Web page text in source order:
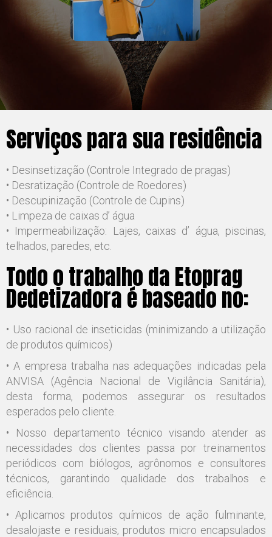
Serviços para sua residência
• Desinsetização (Controle Integrado de pragas)
• Desratização (Controle de Roedores)
• Descupinização (Controle de Cupins)
• Limpeza de caixas d’ água
• Impermeabilização: Lajes, caixas d’ água, piscinas,
telhados, paredes, etc.
Todo o trabalho da Etoprag
Dedetizadora é baseado no:
• Uso racional de inseticidas (minimizando a utilização
de produtos químicos)
• A empresa trabalha nas adequações indicadas pela
ANVISA (Agência Nacional de Vigilância Sanitária),
desta forma, podemos assegurar os resultados
esperados pelo cliente.
• Nosso departamento técnico visando atender as
necessidades dos clientes passa por treinamentos
periódicos com biólogos, agrônomos e consultores
técnicos, garantindo qualidade dos trabalhos e
eficiência.
• Aplicamos produtos químicos de ação fulminante,
desalojaste e residuais, produtos micro encapsulados